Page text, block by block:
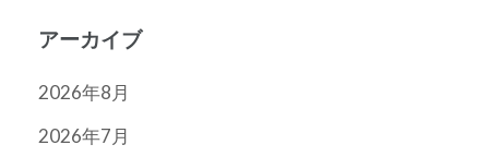
アーカイブ
2026年8月
2026年7月